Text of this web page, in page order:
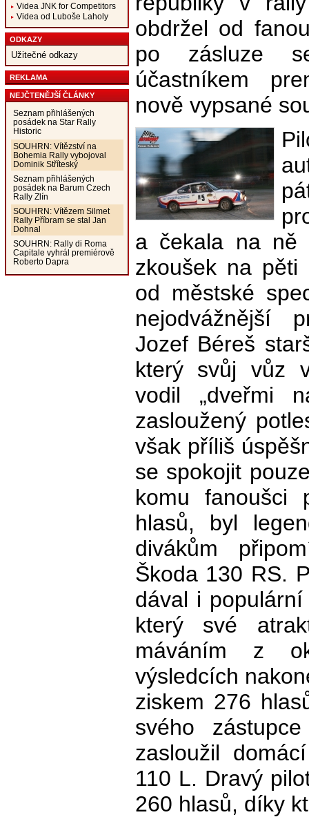
Videa JNK for Competitors
Videa od Luboše Laholy
ODKAZY
Užitečné odkazy
REKLAMA
NEJČTENĚJŠÍ ČLÁNKY
Seznam přihlášených
posádek na Star Rally
Historic
SOUHRN: Vítězství na
Bohemia Rally vybojoval
Dominik Stříteský
Seznam přihlášených
posádek na Barum Czech
Rally Zlín
SOUHRN: Vítězem Silmet
Rally Příbram se stal Jan
Dohnal
SOUHRN: Rally di Roma
Capitale vyhrál premiérově
Roberto Dapra
obdržel od
po zásluze
účastníkem
nově vypsané
a čekala na ně
zkoušek na pěti
od městské
nejodvážnější
Jozef Béreš
který svůj vůz
vodil „dveřmi
zasloužený
však příliš
se spokojit
komu fanoušci
hlasů, byl
divákům
Škoda 130 RS.
dával i populární
který své
máváním z
výsledcích
ziskem 276
svého
zasloužil
110 L. Dravý
260 hlasů, díky